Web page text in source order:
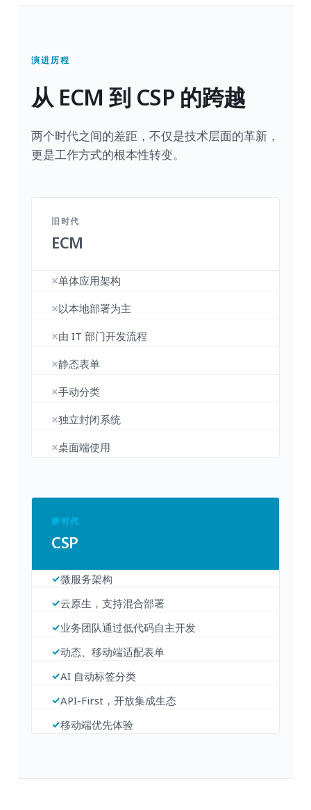
演进历程
从 ECM 到 CSP 的跨越
两个时代之间的差距，不仅是技术层面的革新，
更是工作方式的根本性转变。
旧时代
ECM
单体应用架构
以本地部署为主
由 IT 部门开发流程
静态表单
手动分类
独立封闭系统
桌面端使用
新时代
CSP
微服务架构
云原生，支持混合部署
业务团队通过低代码自主开发
动态、移动端适配表单
AI 自动标签分类
API-First，开放集成生态
移动端优先体验